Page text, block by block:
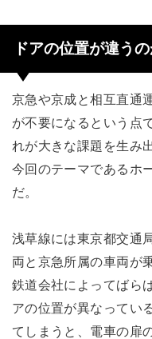
ドアの位置が違う
京急や京成と相互直通
が不要になるという点
れが大きな課題を生み
今回のテーマであるホ
だ。
浅草線には東京都交通
両と京急所属の車両が
鉄道会社によってばら
アの位置が異なってい
てしまうと、電車の扉